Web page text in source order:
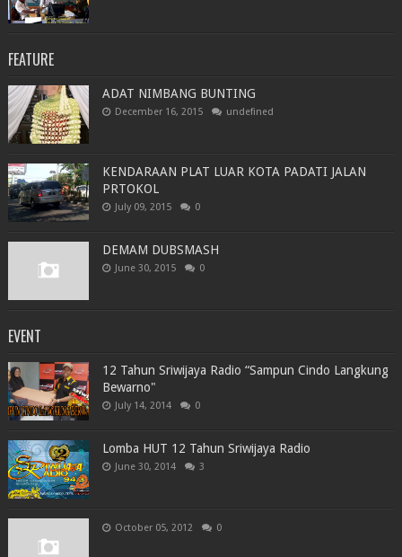
FEATURE
ADAT NIMBANG BUNTING
December 16, 2015 undefined
KENDARAAN PLAT LUAR KOTA PADATI JALAN
PRTOKOL
July 09, 2015 0
DEMAM DUBSMASH
June 30, 2015 0
EVENT
12 Tahun Sriwijaya Radio “Sampun Cindo Langkung
Bewarno"
July 14, 2014 0
Lomba HUT 12 Tahun Sriwijaya Radio
June 30, 2014 3
October 05, 2012 0